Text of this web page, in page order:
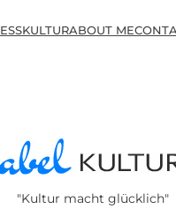
ESSKULTURABOUT ME
"Kultur macht glücklich"